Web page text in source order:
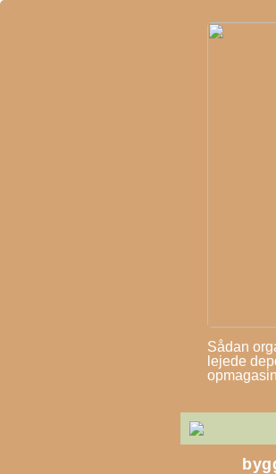
Sådan
lejede